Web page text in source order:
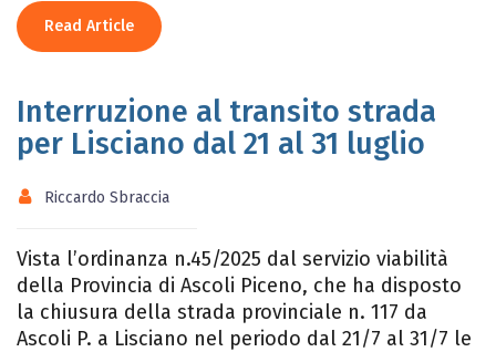
Read Article
Interruzione al transito strada
per Lisciano dal 21 al 31 luglio
Riccardo Sbraccia
Vista l’ordinanza n.45/2025 dal servizio viabilità
della Provincia di Ascoli Piceno, che ha disposto
la chiusura della strada provinciale n. 117 da
Ascoli P. a Lisciano nel periodo dal 21/7 al 31/7 le